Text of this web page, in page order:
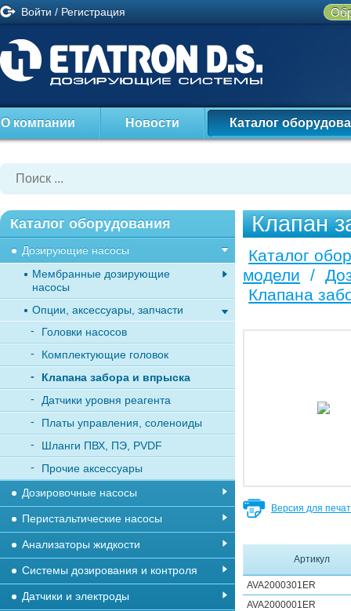
Войти / Регистрация
О компании Новости Каталог
Клапан
Каталог
модели
/
Клапана
Версия для
Артикул
AVA2000301ER
AVA2000001ER
Каталог оборудования
Дозирующие насосы
Мембранные дозирующие
насосы
Опции, аксессуары, запчасти
Головки насосов
Комплектующие головок
Клапана забора и впрыска
Датчики уровня реагента
Платы управления, соленоиды
Шланги ПВХ, ПЭ, PVDF
Прочие аксессуары
Дозировочные насосы
Перистальтические насосы
Анализаторы жидкости
Системы дозирования и контроля
Датчики и электроды